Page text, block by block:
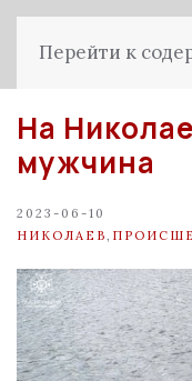
Перейти к
На
мужчина
2023-06-10
НИКОЛАЕВ